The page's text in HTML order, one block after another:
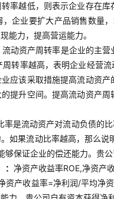
率越低，则表示企业存在
企业要扩大产品销售数量
能力，提高营运能力。
流动资产周转率是企业的主
转率越高，表明企业经营
应该采取措施提高流动资
提升空间。提高流动资产
率是流动资产对流动负债的
如果流动比率越高，那么
够保证企业的偿还能力。贵
净资产收益率ROE,净资产
资产收益率=净利润/平均净